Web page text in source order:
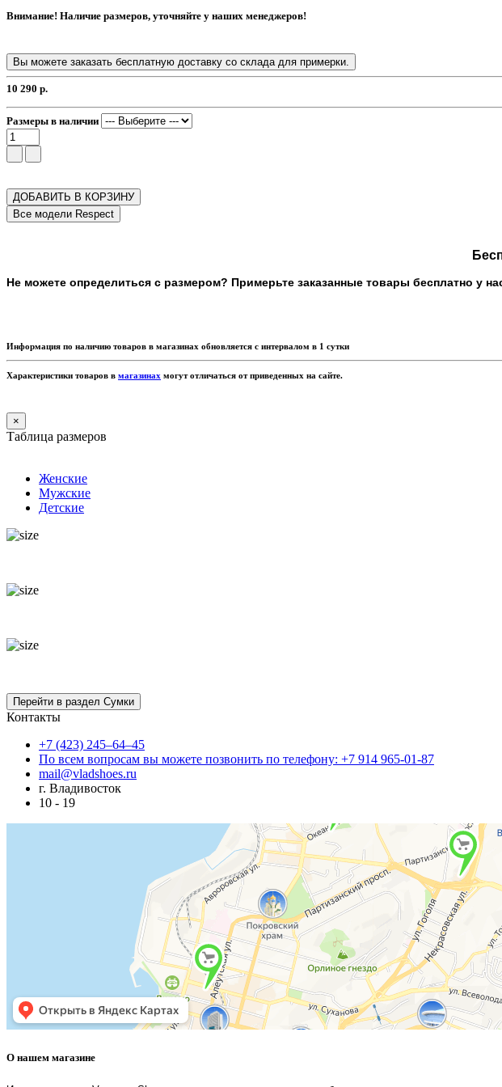
Внимание! Наличие размеров, уточняйте у наших менеджеров!
Вы можете заказать бесплатную доставку со склада для примерки.
10 290 р.
Размеры в наличии
ДОБАВИТЬ В КОРЗИНУ
Не можете определиться с размером? Примерьте заказанные товары бесплатно у
Информация по наличию товаров в магазинах обновляется с интервалом в 1 сутки
Характеристики товаров в магазинах могут отличаться от приведенных на сайте.
×
Таблица размеров
Женские
Мужские
Детские
Контакты
+7 (423) 245–64–45
По всем вопросам вы можете позвонить по телефону: +7 914 965-01-87
mail@vladshoes.ru
г. Владивосток
10 - 19
О нашем магазине